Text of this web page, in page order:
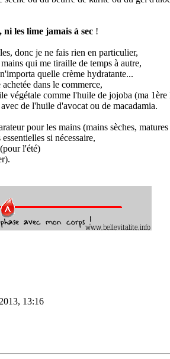
ni les lime jamais à sec !
donc je ne fais rien en particulier,
qui me tiraille de temps à autre,
quelle crème hydratante...
dans le commerce,
végétale comme l'huile de jojoba (ma
de l'huile d'avocat ou de macadamia.
pour les mains (mains sèches,
si nécessaire,
l'été)
13:16